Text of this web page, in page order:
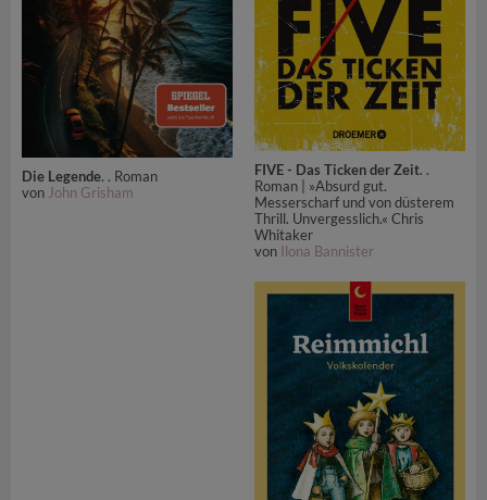
Die Legende. . Roman
von John Grisham
FIVE - Das Ticken der Zeit. .
Roman | »Absurd gut.
Messerscharf und von düsterem
Thrill. Unvergesslich.« Chris
Whitaker
von Ilona Bannister